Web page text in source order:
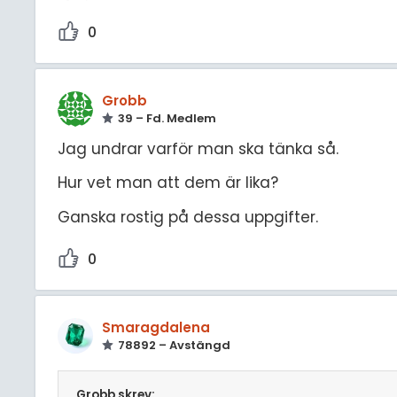
0
Grobb
39 – Fd. Medlem
Jag undrar varför man ska tänka så.
Hur vet man att dem är lika?
Ganska rostig på dessa uppgifter.
0
Smaragdalena
78892 – Avstängd